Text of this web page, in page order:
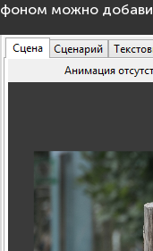
фоном можно